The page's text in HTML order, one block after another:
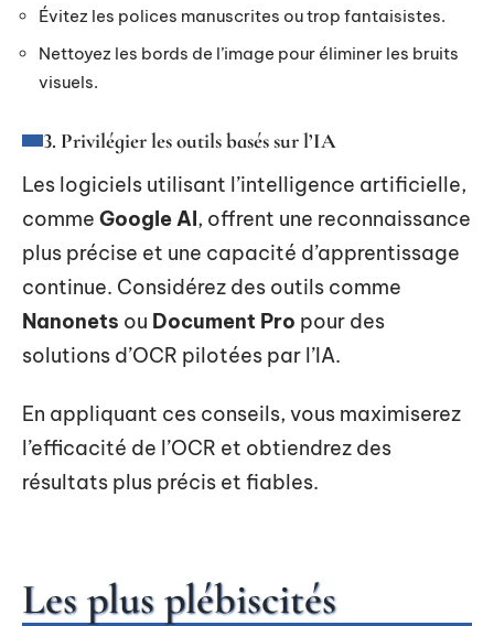
Évitez les polices manuscrites ou trop fantaisistes.
Nettoyez les bords de l’image pour éliminer les bruits
visuels.
3. Privilégier les outils basés sur l’IA
Les logiciels utilisant l’intelligence artificielle,
comme Google AI, offrent une reconnaissance
plus précise et une capacité d’apprentissage
continue. Considérez des outils comme
Nanonets ou Document Pro pour des
solutions d’OCR pilotées par l’IA.
En appliquant ces conseils, vous maximiserez
l’efficacité de l’OCR et obtiendrez des
résultats plus précis et fiables.
Les plus plébiscités